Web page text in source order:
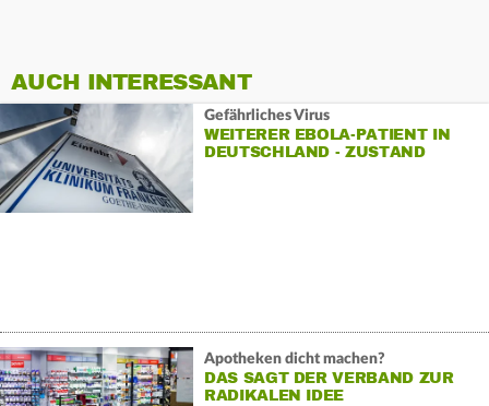
AUCH INTERESSANT
Gefährliches Virus
WEITERER EBOLA-PATIENT IN
DEUTSCHLAND - ZUSTAND
Apotheken dicht machen?
DAS SAGT DER VERBAND ZUR
RADIKALEN IDEE